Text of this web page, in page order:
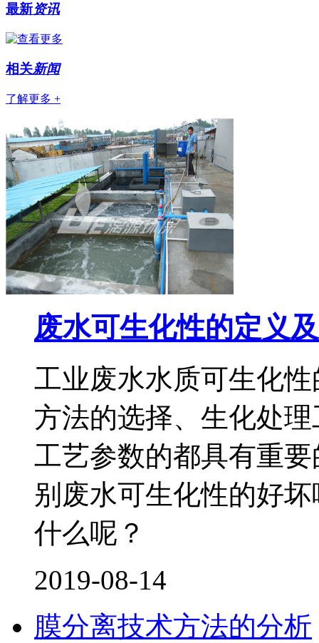
最新资讯
相关新闻
了解更多 +
废水可生化性的定义
工业废水水质可生化
方法的选择、生化处
工艺参数的都具有重
别废水可生化性的好
什么呢？
2019-08-14
膜分离技术方法的分析